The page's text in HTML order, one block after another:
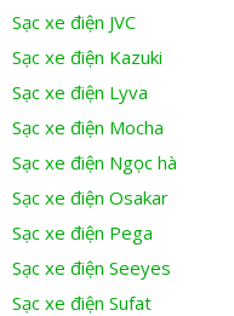
Sạc xe điện JVC
Sạc xe điện Kazuki
Sạc xe điện Lyva
Sạc xe điện Mocha
Sạc xe điện Ngọc hà
Sạc xe điện Osakar
Sạc xe điện Pega
Sạc xe điện Seeyes
Sạc xe điện Sufat